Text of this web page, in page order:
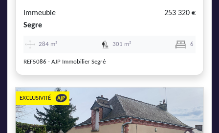
Immeuble
253 320 €
Segre
284 m² 301 m² 6
REF5086 - AJP Immobilier Segré
EXCLUSIVITÉ